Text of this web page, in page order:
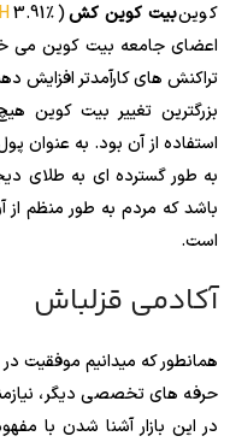
کوینبیت کوین کش(3.91٪
اعضای جامعه بیت کوین می
تراکنش های کارآمدتر افزایش
بزرگترین تغییر بیت کوین
استفاده از آن بود. به عنوان
به طور گسترده ای به طلای
باشد که مردم به طور منظم از
است.
آکادمی قزلباش
همانطور که میدانیم موفقیت در
حرفه های تخصصی دیگر،
در این بازار آشنا شدن با